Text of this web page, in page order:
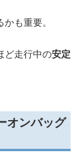
も重要。
ど走行中の安定
オンバッグ